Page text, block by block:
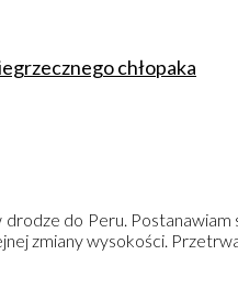
chłopaka
do Peru. Postanawiam
zmiany wysokości.